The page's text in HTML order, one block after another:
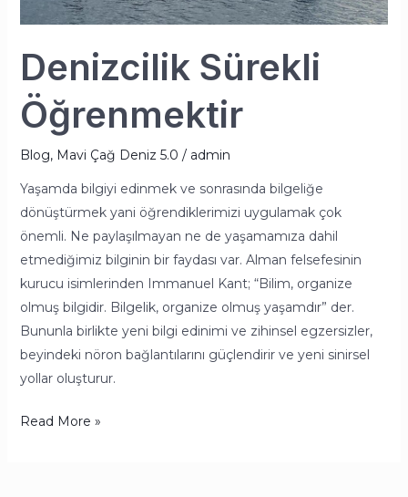
Denizcilik Sürekli
Öğrenmektir
Blog, Mavi Çağ Deniz 5.0 / admin
Yaşamda bilgiyi edinmek ve sonrasında bilgeliğe
dönüştürmek yani öğrendiklerimizi uygulamak çok
önemli. Ne paylaşılmayan ne de yaşamamıza dahil
etmediğimiz bilginin bir faydası var. Alman felsefesinin
kurucu isimlerinden Immanuel Kant; “Bilim, organize
olmuş bilgidir. Bilgelik, organize olmuş yaşamdır” der.
Bununla birlikte yeni bilgi edinimi ve zihinsel egzersizler,
beyindeki nöron bağlantılarını güçlendirir ve yeni sinirsel
yollar oluşturur.
Read More »